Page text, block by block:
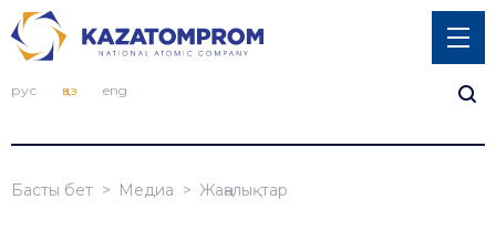
рус қаз eng
Басты бет Медиа Жаңалықтар